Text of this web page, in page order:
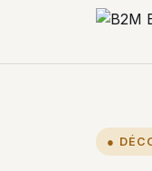
●